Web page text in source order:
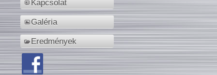
Kapcsolat
Galéria
Eredmények